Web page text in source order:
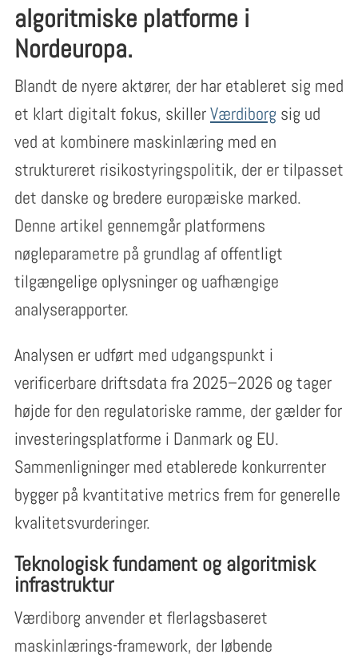
algoritmiske platforme i
Nordeuropa.
Blandt de nyere aktører, der har etableret sig med
et klart digitalt fokus, skillerVærdiborg sig ud
ved at kombinere maskinlæring med en
struktureret risikostyringspolitik, der er tilpasset
det danske og bredere europæiske marked.
Denne artikel gennemgår platformens
nøgleparametre på grundlag af offentligt
tilgængelige oplysninger og uafhængige
analyserapporter.
Analysen er udført med udgangspunkt i
verificerbare driftsdata fra 2025–2026 og tager
højde for den regulatoriske ramme, der gælder for
investeringsplatforme i Danmark og EU.
Sammenligninger med etablerede konkurrenter
bygger på kvantitative metrics frem for generelle
kvalitetsvurderinger.
Teknologisk fundament og algoritmisk
infrastruktur
Værdiborg anvender et flerlagsbaseret
maskinlærings-framework, der løbende